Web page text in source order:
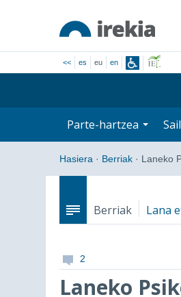
<< es eu en
Parte-hartzea
Hasiera · Berriak · Laneko
Berriak Lana
2
Laneko